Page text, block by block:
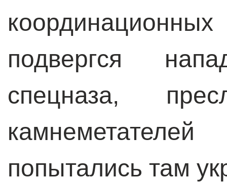
подвергся
спецназа,
попытались там